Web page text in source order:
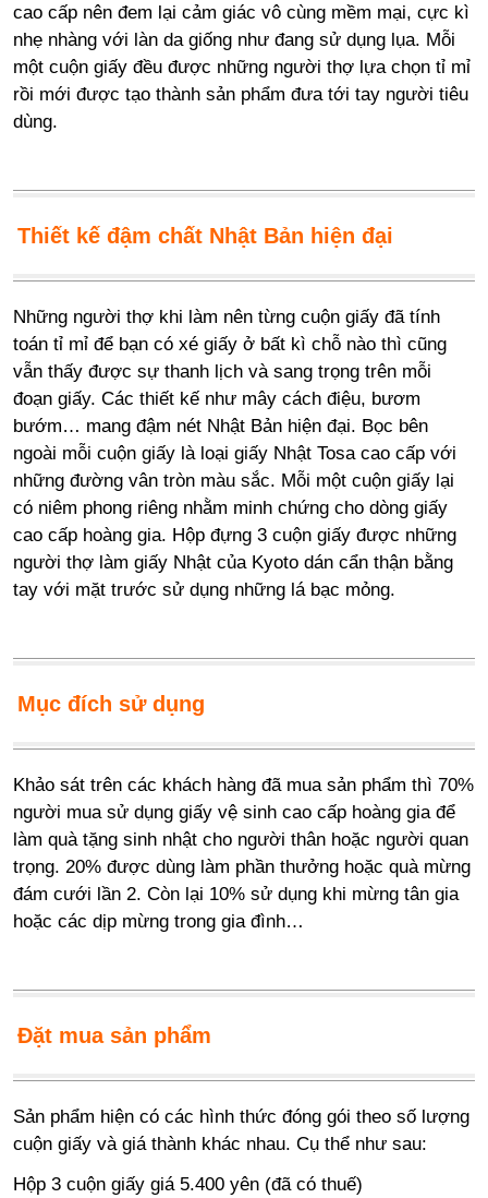
cao cấp nên đem lại cảm giác vô cùng mềm mại, cực kì
nhẹ nhàng với làn da giống như đang sử dụng lụa. Mỗi
một cuộn giấy đều được những người thợ lựa chọn tỉ mỉ
rồi mới được tạo thành sản phẩm đưa tới tay người tiêu
dùng.
Thiết kế đậm chất Nhật Bản hiện đại
Những người thợ khi làm nên từng cuộn giấy đã tính
toán tỉ mỉ để bạn có xé giấy ở bất kì chỗ nào thì cũng
vẫn thấy được sự thanh lịch và sang trọng trên mỗi
đoạn giấy. Các thiết kế như mây cách điệu, bươm
bướm… mang đậm nét Nhật Bản hiện đại. Bọc bên
ngoài mỗi cuộn giấy là loại giấy Nhật Tosa cao cấp với
những đường vân tròn màu sắc. Mỗi một cuộn giấy lại
có niêm phong riêng nhằm minh chứng cho dòng giấy
cao cấp hoàng gia. Hộp đựng 3 cuộn giấy được những
người thợ làm giấy Nhật của Kyoto dán cẩn thận bằng
tay với mặt trước sử dụng những lá bạc mỏng.
Mục đích sử dụng
Khảo sát trên các khách hàng đã mua sản phẩm thì 70%
người mua sử dụng giấy vệ sinh cao cấp hoàng gia để
làm quà tặng sinh nhật cho người thân hoặc người quan
trọng. 20% được dùng làm phần thưởng hoặc quà mừng
đám cưới lần 2. Còn lại 10% sử dụng khi mừng tân gia
hoặc các dịp mừng trong gia đình…
Đặt mua sản phẩm
Sản phẩm hiện có các hình thức đóng gói theo số lượng
cuộn giấy và giá thành khác nhau. Cụ thể như sau:
Hộp 3 cuộn giấy giá 5.400 yên (đã có thuế)